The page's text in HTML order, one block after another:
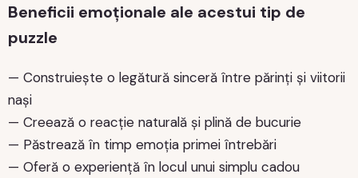
Beneficii emoționale ale acestui tip de
puzzle
— Construiește o legătură sinceră între părinți și viitorii
nași
— Creează o reacție naturală și plină de bucurie
— Păstrează în timp emoția primei întrebări
— Oferă o experiență în locul unui simplu cadou